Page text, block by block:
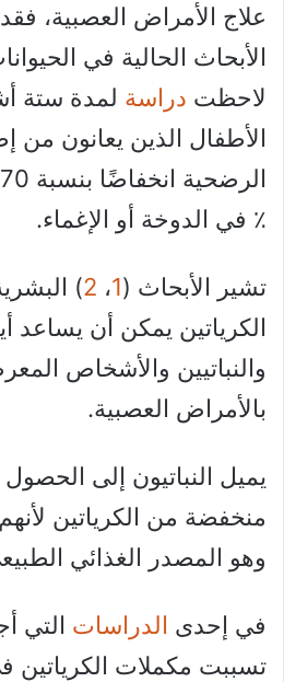
علاج الأمراض العصبية،
الأبحاث الحالية في
لاحظت دراسة لمدة ستة
الأطفال الذين يعانون من
٪ في الدوخة أو الإغماء.
تشير الأبحاث (1، 2
)
الكرياتين يمكن أن يساعد
والنباتيين والأشخاص
بالأمراض العصبية.
يميل النباتيون إلى
منخفضة من الكرياتين لأنهم
وهو المصدر الغذائي
في إحدى الدراسات التي